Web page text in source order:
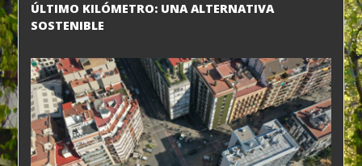
ÚLTIMO KILÓMETRO: UNA ALTERNATIVA
SOSTENIBLE